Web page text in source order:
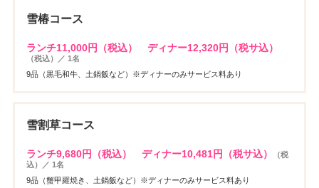
雪椿コース
ランチ11,000円（税込） ディナー12,320円（税サ込）
（税込）／ 1名
9品（黒毛和牛、土鍋飯など）※ディナーのみサービス料あり
雪割草コース
ランチ9,680円（税込） ディナー10,481円（税サ込）
（税
込）／ 1名
9品（蟹甲羅焼き、土鍋飯など）※ディナーのみサービス料あり